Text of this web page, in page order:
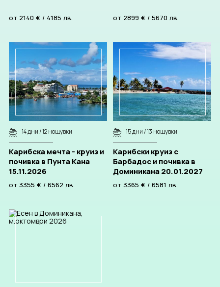
от 2140 € / 4185 лв. от 2899 € / 5670 лв.
14 дни / 12 нощувки
Карибска мечта - круиз и
почивка в Пунта Кана
15.11.2026
от 3355 € / 6562 лв.
15 дни / 13 нощувки
Карибски круиз с
Барбадос и почивка в
Доминикана 20.01.2027
от 3365 € / 6581 лв.